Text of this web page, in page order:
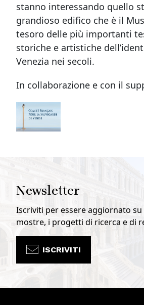
stanno interessando quello
grandioso edifico che è il
tesoro delle più importanti
storiche e artistiche
Venezia nei secoli.
In collaborazione e con il
Newsletter
Iscriviti per essere aggiornato
mostre, i progetti di ricerca e di
ISCRIVITI